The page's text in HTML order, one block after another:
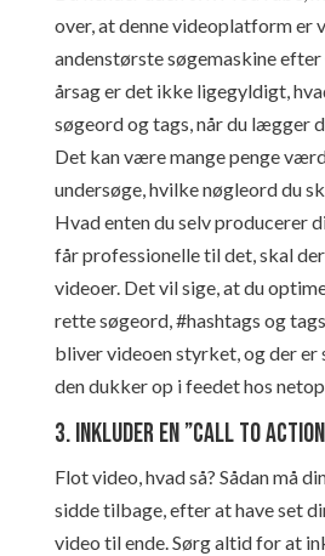
over, at denne videoplatform er
andenstørste søgemaskine
årsag er det ikke ligegyldigt,
søgeord og tags, når du lægger
Det kan være mange penge
undersøge, hvilke nøgleord du
Hvad enten du selv producerer
får professionelle til det, skal
videoer. Det vil sige, at du
rette søgeord, #hashtags og
bliver videoen styrket, og der er
den dukker op i feedet hos
3. Inkluder en ”call to
Flot video, hvad så? Sådan må
sidde tilbage, efter at have set
video til ende. Sørg altid for at